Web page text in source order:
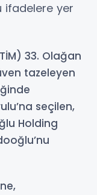
ifadelere yer
33. Olağan
tazeleyen
seçilen,
Holding